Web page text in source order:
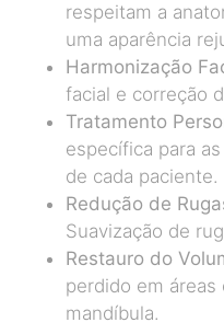
respeitam a
uma aparência
Harmonização
facial e correção
Tratamento
específica para
de cada paciente.
Redução de
Suavização de
Restauro do
perdido em
mandíbula.